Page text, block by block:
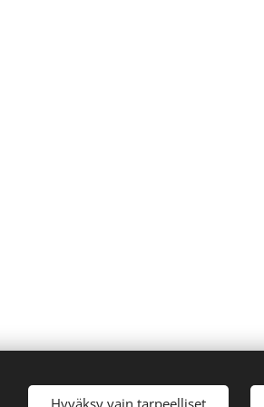
Hyväksy vain tarpeelliset